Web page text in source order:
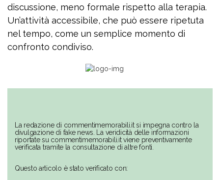
discussione, meno formale rispetto alla terapia.
Un’attività accessibile, che può essere ripetuta
nel tempo, come un semplice momento di
confronto condiviso.
La redazione di commentimemorabili.it si impegna contro la
divulgazione di fake news. La veridicità delle informazioni
riportate su commentimemorabili.it viene preventivamente
verificata tramite la consultazione di altre fonti.
Questo articolo è stato verificato con: